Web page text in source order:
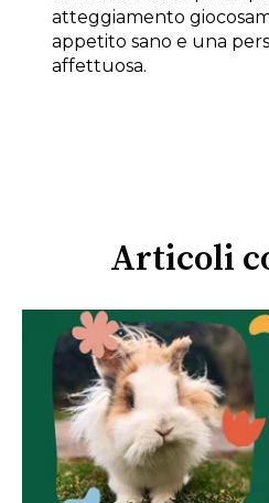
atteggiamento
appetito sano e una
affettuosa.
Articoli